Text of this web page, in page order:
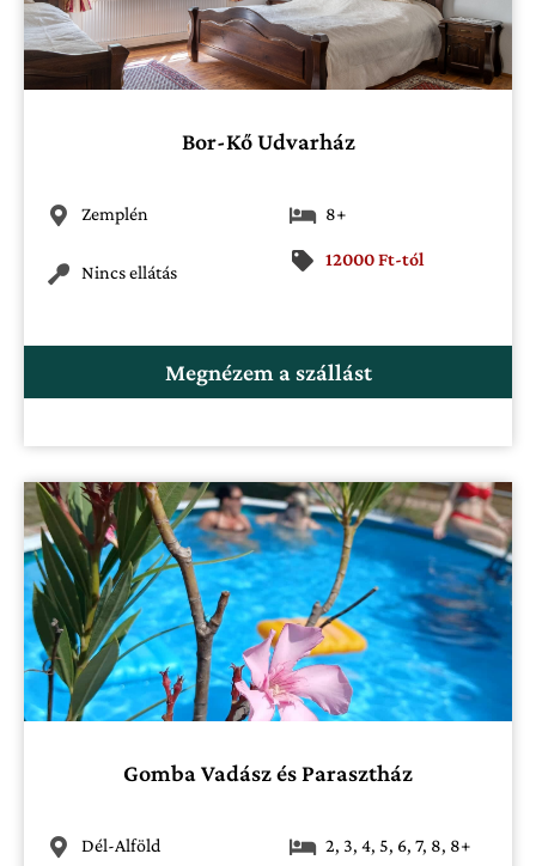
Bor-Kő Udvarház
Zemplén
Nincs ellátás
8+
12000 Ft-tól
Megnézem a szállást
Gomba Vadász és Parasztház
Dél-Alföld 2, 3, 4, 5, 6, 7, 8, 8+